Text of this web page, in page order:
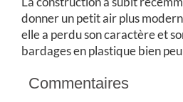
donner un petit air plus
elle a perdu son caractère et
bardages en plastique bien
Commentaires